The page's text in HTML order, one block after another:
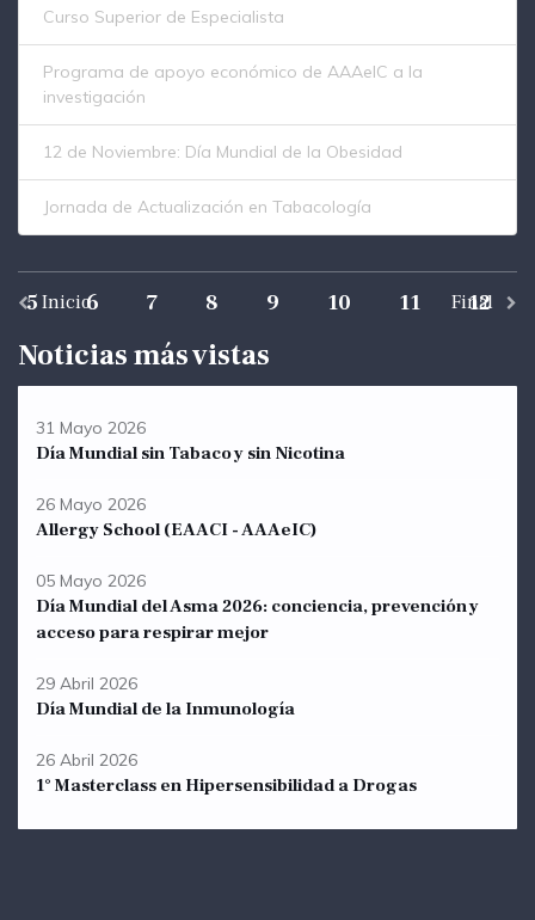
Curso Superior de Especialista
Programa de apoyo económico de AAAeIC a la
investigación
12 de Noviembre: Día Mundial de la Obesidad
Jornada de Actualización en Tabacología
Inicio
5 6 7 8 9 10 11 12
Final
Noticias más vistas
31 Mayo 2026
Día Mundial sin Tabaco y sin Nicotina
26 Mayo 2026
Allergy School (EAACI - AAAeIC)
05 Mayo 2026
Día Mundial del Asma 2026: conciencia, prevención y
acceso para respirar mejor
29 Abril 2026
Día Mundial de la Inmunología
26 Abril 2026
1° Masterclass en Hipersensibilidad a Drogas